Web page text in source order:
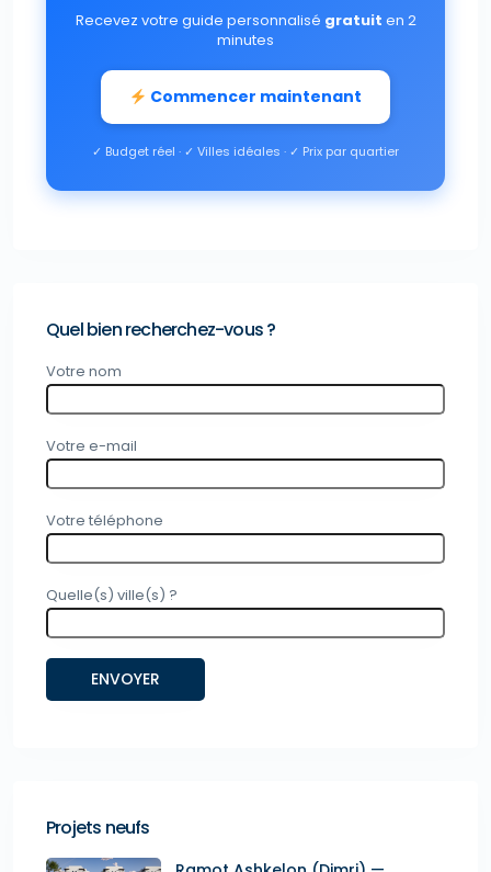
Recevez votre guide personnalisé gratuit en 2
minutes
Commencer maintenant
✓ Budget réel · ✓ Villes idéales · ✓ Prix par quartier
Quel bien recherchez-vous ?
Votre nom
Votre e-mail
Votre téléphone
Quelle(s) ville(s) ?
Projets neufs